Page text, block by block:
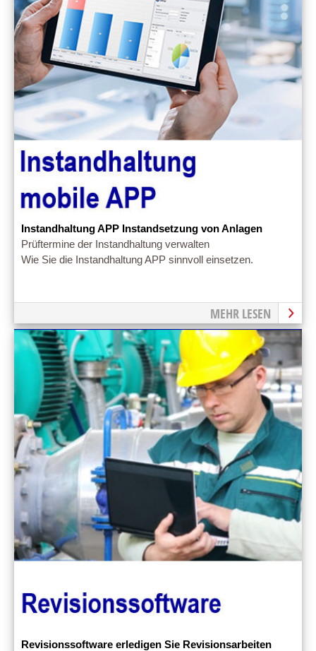
Instandhaltung APP Instandsetzung von Anlagen
Prüftermine der Instandhaltung verwalten
Wie Sie die Instandhaltung APP sinnvoll einsetzen.
MEHR LESEN
Revisionssoftware erledigen Sie Revisionsarbeiten